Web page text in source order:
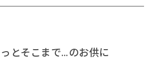
とそこまで…のお供に